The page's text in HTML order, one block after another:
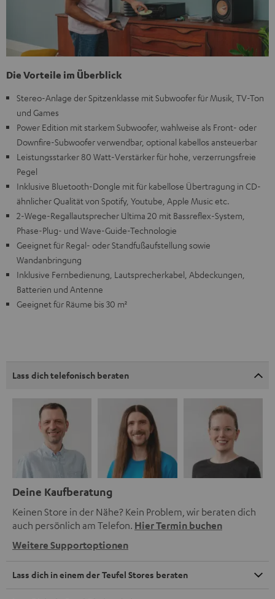
Die Vorteile im Überblick
Stereo-Anlage der Spitzenklasse mit Subwoofer für Musik, TV-Ton
und Games
Power Edition mit starkem Subwoofer, wahlweise als Front- oder
Downfire-Subwoofer verwendbar, optional kabellos ansteuerbar
Leistungsstarker 80 Watt-Verstärker für hohe, verzerrungsfreie
Pegel
Inklusive Bluetooth-Dongle mit für kabellose Übertragung in CD-
ähnlicher Qualität von Spotify, Youtube, Apple Music etc.
2-Wege-Regallautsprecher Ultima 20 mit Bassreflex-System,
Phase-Plug- und Wave-Guide-Technologie
Geeignet für Regal- oder Standfußaufstellung sowie
Wandanbringung
Inklusive Fernbedienung, Lautsprecherkabel, Abdeckungen,
Batterien und Antenne
Geeignet für Räume bis 30 m²
Lass dich telefonisch beraten
Deine Kaufberatung
Keinen Store in der Nähe? Kein Problem, wir beraten dich
auch persönlich am Telefon. Hier Termin buchen
Weitere Supportoptionen
Lass dich in einem der Teufel Stores beraten